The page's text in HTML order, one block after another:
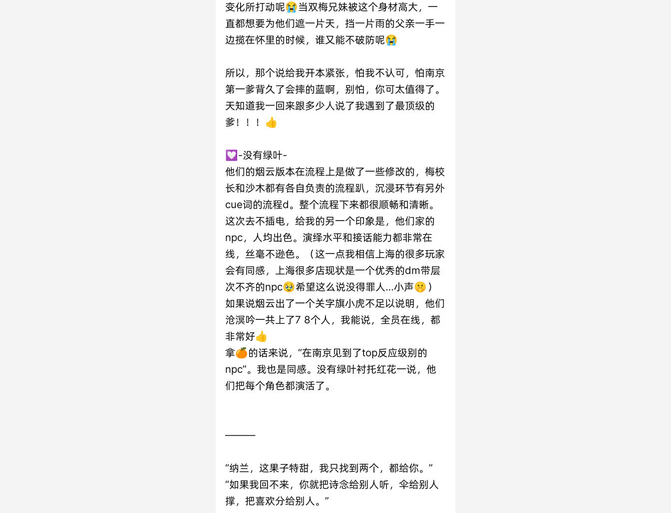
变化所打动呢😭当双梅兄妹被这个身材高大，一
直都想要为他们遮一片天，挡一片雨的父亲一手一
边揽在怀里的时候，谁又能不破防呢😭
所以，那个说给我开本紧张，怕我不认可，怕南京
第一爹背久了会摔的蓝啊，别怕，你可太值得了。
天知道我一回来跟多少人说了我遇到了最顶级的
爹！！！👍
💟-没有绿叶-
他们的烟云版本在流程上是做了一些修改的，梅校
长和沙木都有各自负责的流程趴，沉浸环节有另外
cue词的流程d。整个流程下来都很顺畅和清晰。
这次去不插电，给我的另一个印象是，他们家的
npc，人均出色。演绎水平和接话能力都非常在
线，丝毫不逊色。（这一点我相信上海的很多玩家
会有同感，上海很多店现状是一个优秀的dm带层
次不齐的npc🥹希望这么说没得罪人…小声🤫）
如果说烟云出了一个关字旗小虎不足以说明，他们
沧溟吟一共上了7 8个人，我能说，全员在线，都
非常好👍
拿🍊的话来说，“在南京见到了top反应级别的
npc”。我也是同感。没有绿叶衬托红花一说，他
们把每个角色都演活了。
———
“纳兰，这果子特甜，我只找到两个，都给你。”
“如果我回不来，你就把诗念给别人听，伞给别人
撑，把喜欢分给别人。”